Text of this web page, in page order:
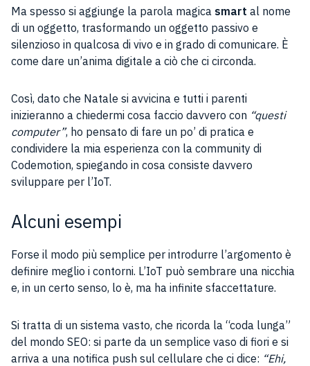
Ma spesso si aggiunge la parola magica smart al nome
di un oggetto, trasformando un oggetto passivo e
silenzioso in qualcosa di vivo e in grado di comunicare. È
come dare un’anima digitale a ciò che ci circonda.
Così, dato che Natale si avvicina e tutti i parenti
inizieranno a chiedermi cosa faccio davvero con “questi
computer”, ho pensato di fare un po’ di pratica e
condividere la mia esperienza con la community di
Codemotion, spiegando in cosa consiste davvero
sviluppare per l’IoT.
Alcuni esempi
Forse il modo più semplice per introdurre l’argomento è
definire meglio i contorni. L’IoT può sembrare una nicchia
e, in un certo senso, lo è, ma ha infinite sfaccettature.
Si tratta di un sistema vasto, che ricorda la “coda lunga”
del mondo SEO: si parte da un semplice vaso di fiori e si
arriva a una notifica push sul cellulare che ci dice: “Ehi,